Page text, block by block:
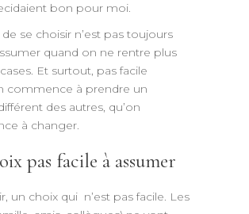
bon pour moi.
se choisir n’est pas toujours
quand on ne rentre plus
Et surtout, pas facile
commence à prendre un
des autres, qu’on
à changer.
pas facile à assumer
un choix qui n’est pas facile. Les